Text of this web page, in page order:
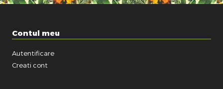
Contul meu
Autentificare
Creati cont